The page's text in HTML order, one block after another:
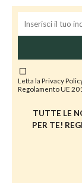
Letta la Privacy
Regolamento UE
TUTTE LE
PER TE!